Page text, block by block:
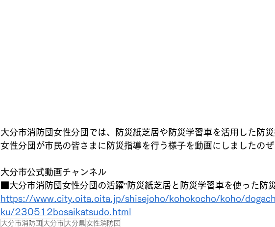
大分市消防団女性分団では、防災紙芝居や防災学習車を活用した防災
女性分団が市民の皆さまに防災指導を行う様子を動画にしましたのぜ
大分市公式動画チャンネル
■大分市消防団女性分団の活躍”防災紙芝居と防災学習車を使った防
https://www.city.oita.oita.jp/shisejoho/kohokocho/koho/
ku/230512bosaikatsudo.html
大分市消防団 大分市 大分県 女性消防団